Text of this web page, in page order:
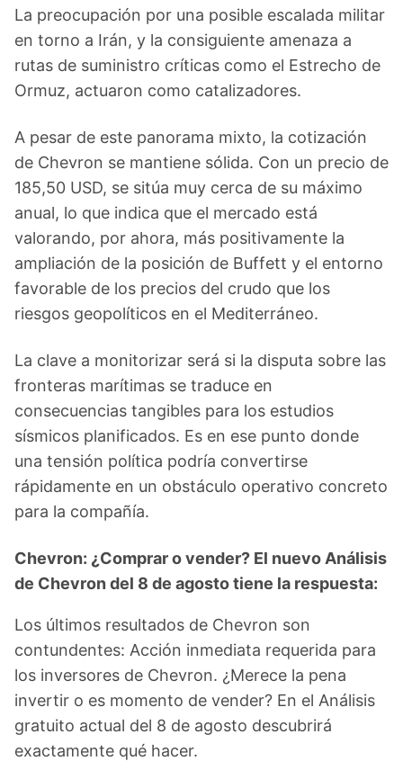
La preocupación por una posible escalada militar
en torno a Irán, y la consiguiente amenaza a
rutas de suministro críticas como el Estrecho de
Ormuz, actuaron como catalizadores.
A pesar de este panorama mixto, la cotización
de Chevron se mantiene sólida. Con un precio de
185,50 USD, se sitúa muy cerca de su máximo
anual, lo que indica que el mercado está
valorando, por ahora, más positivamente la
ampliación de la posición de Buffett y el entorno
favorable de los precios del crudo que los
riesgos geopolíticos en el Mediterráneo.
La clave a monitorizar será si la disputa sobre las
fronteras marítimas se traduce en
consecuencias tangibles para los estudios
sísmicos planificados. Es en ese punto donde
una tensión política podría convertirse
rápidamente en un obstáculo operativo concreto
para la compañía.
Chevron: ¿Comprar o vender? El nuevo Análisis
de Chevron del 8 de agosto tiene la respuesta:
Los últimos resultados de Chevron son
contundentes: Acción inmediata requerida para
los inversores de Chevron. ¿Merece la pena
invertir o es momento de vender? En el Análisis
gratuito actual del 8 de agosto descubrirá
exactamente qué hacer.